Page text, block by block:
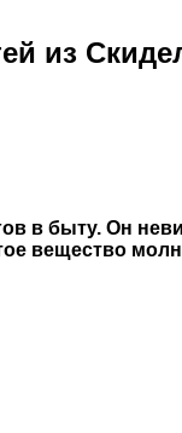
из
в быту. Он
вещество